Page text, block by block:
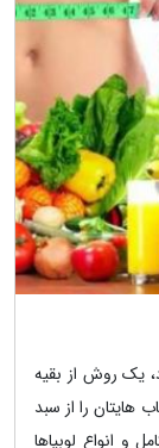
یک روش از بقیه
هایتان را از سبد
و انواع لوبیاها